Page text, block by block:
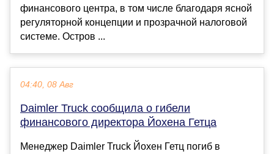
финансового центра, в том числе благодаря ясной
регуляторной концепции и прозрачной налоговой
системе. Остров ...
04:40, 08 Авг
Daimler Truck сообщила о гибели
финансового директора Йохена Гетца
Менеджер Daimler Truck Йохен Гетц погиб в